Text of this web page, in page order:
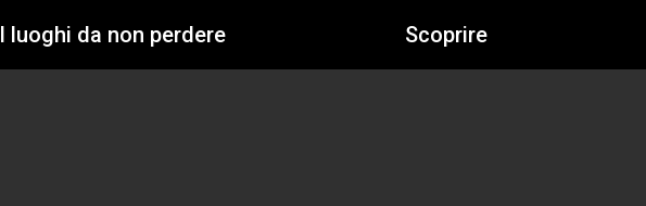
I luoghi da non perdere Scoprire